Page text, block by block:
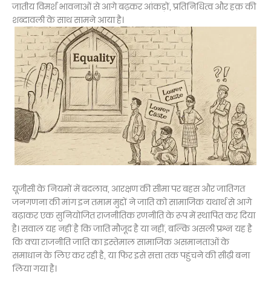
जातीय विमर्श भावनाओं से आगे बढ़कर आंकड़ों, प्रतिनिधित्व और हक़ की
शब्दावली के साथ सामने आया है।
यूजीसी के नियमों में बदलाव, आरक्षण की सीमा पर बहस और जातिगत
जनगणना की मांग इन तमाम मुद्दों ने जाति को सामाजिक यथार्थ से आगे
बढ़ाकर एक सुनियोजित राजनीतिक रणनीति के रूप में स्थापित कर दिया
है। सवाल यह नहीं है कि जाति मौजूद है या नहीं, बल्कि असली प्रश्न यह है
कि क्या राजनीति जाति का इस्तेमाल सामाजिक असमानताओं के
समाधान के लिए कर रही है, या फिर इसे सत्ता तक पहुंचने की सीढ़ी बना
लिया गया है।